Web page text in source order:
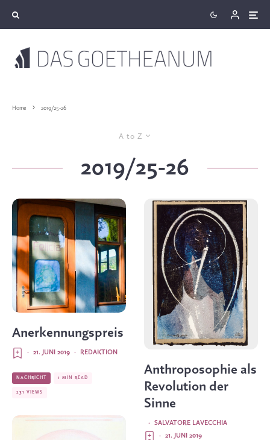
Home 2019/25-26
A to Z
2019/25-26
Anerkennungspreis
REDAKTION
·
21. JUNI 2019
·
NACHRICHT 1 MIN READ
231 VIEWS
Anthroposophie als
Revolution der
Sinne
SALVATORE LAVECCHIA
·
21. JUNI 2019
·